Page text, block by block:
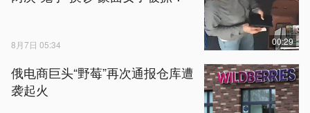
8月7日 05:34 00:29
俄电商巨头“野莓”再次通报仓库遭
袭起火